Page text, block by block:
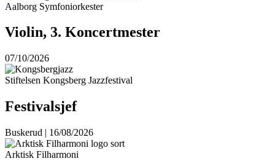
Aalborg Symfoniorkester
Violin, 3. Koncertmester
07/10/2026
Stiftelsen Kongsberg Jazzfestival
Festivalsjef
Buskerud | 16/08/2026
Arktisk Filharmoni